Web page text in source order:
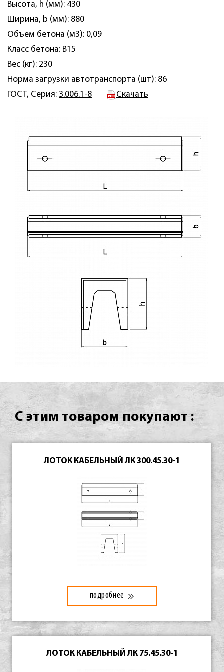
Высота, h (мм): 430
Ширина, b (мм): 880
Объем бетона (м3): 0,09
Класс бетона: B15
Вес (кг): 230
Норма загрузки автотранспорта (шт): 86
ГОСТ, Серия: 3.006.1-8 Скачать
С этим товаром покупают :
ЛОТОК КАБЕЛЬНЫЙ ЛК 300.45.30-1
подробнее
ЛОТОК КАБЕЛЬНЫЙ ЛК 75.45.30-1